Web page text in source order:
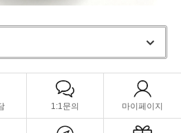
1:1문의 마이페이지